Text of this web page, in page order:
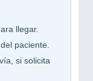
llegar.
paciente.
si solicita